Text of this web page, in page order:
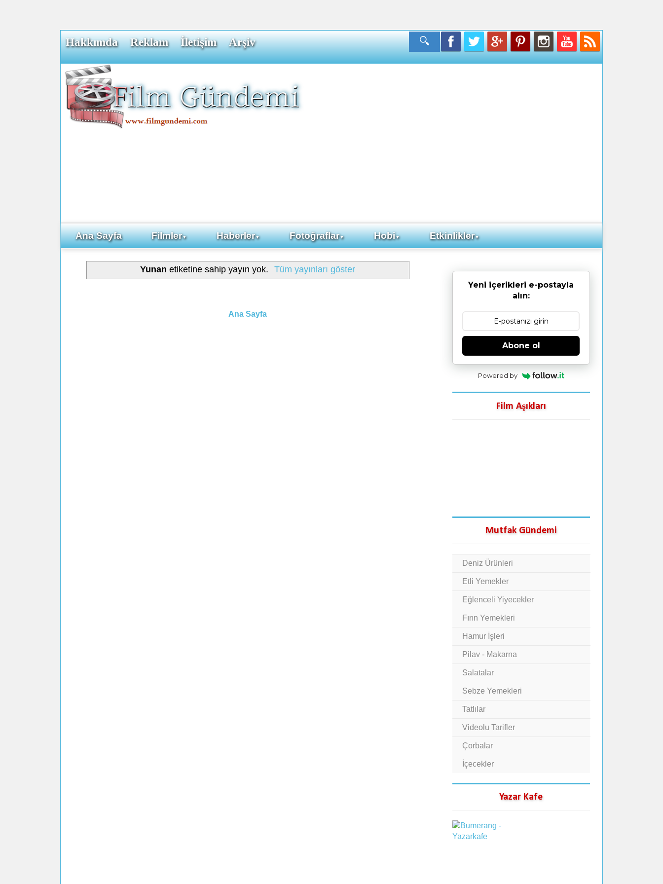
Hakkımda Reklam İletişim Arşiv
Ana Sayfa Filmler▼ Haberler▼ Fotoğraflar▼ Hobi▼ Etkinlikler▼
Yunan etiketine sahip yayın yok. Tüm yayınları göster
Ana Sayfa
Yeni içerikleri e-postayla
alın:
Abone ol
Powered by
Film Aşıkları
Mutfak Gündemi
Deniz Ürünleri
Etli Yemekler
Eğlenceli Yiyecekler
Fırın Yemekleri
Hamur İşleri
Pilav - Makarna
Salatalar
Sebze Yemekleri
Tatlılar
Videolu Tarifler
Çorbalar
İçecekler
Yazar Kafe